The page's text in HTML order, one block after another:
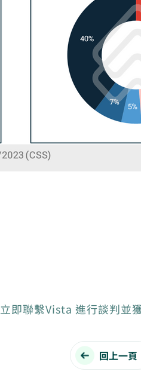
立即聯繫Vista 進行談判並
回上一頁